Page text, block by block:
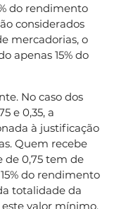
do rendimento
considerados
mercadorias, o
apenas 15% do
No caso dos
e 0,35, a
à justificação
Quem recebe
de 0,75 tem de
do rendimento
totalidade da
valor mínimo,